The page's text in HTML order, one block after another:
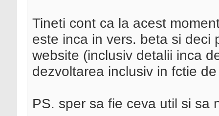
Tineti cont ca la acest
este inca in vers. beta si deci
website (inclusiv detalii inca
dezvoltarea inclusiv in fctie
PS. sper sa fie ceva util si sa